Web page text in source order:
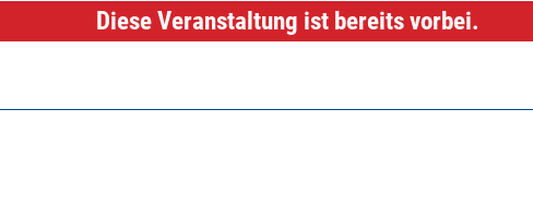
Diese Veranstaltung ist bereits vorbei.